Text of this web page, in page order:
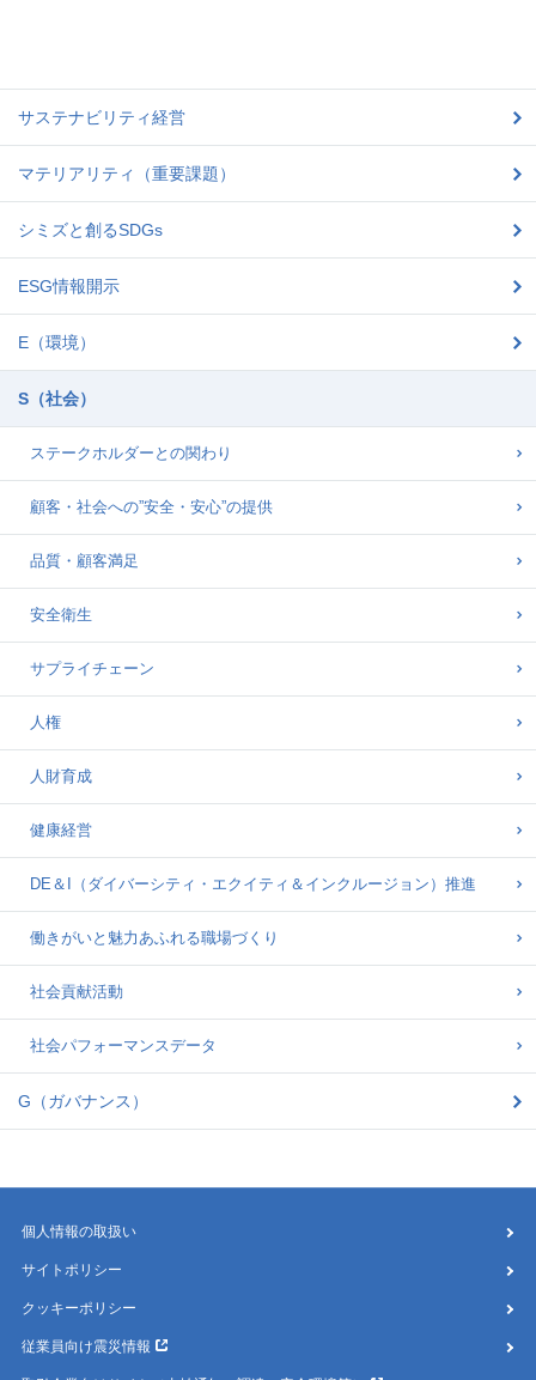
サステナビリティ経営
マテリアリティ（重要課題）
シミズと創るSDGs
ESG情報開示
E（環境）
S（社会）
ステークホルダーとの関わり
顧客・社会への”安全・安心”の提供
品質・顧客満足
安全衛生
サプライチェーン
人権
人財育成
健康経営
DE＆I（ダイバーシティ・エクイティ＆インクルージョン）推進
働きがいと魅力あふれる職場づくり
社会貢献活動
社会パフォーマンスデータ
G（ガバナンス）
個人情報の取扱い
サイトポリシー
クッキーポリシー
従業員向け震災情報